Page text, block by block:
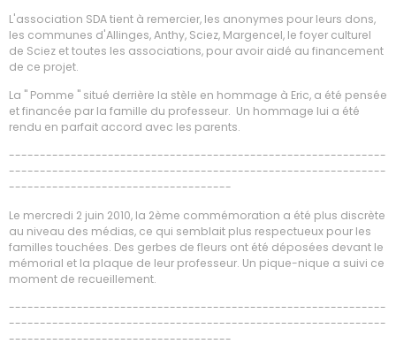
L'association SDA tient à remercier, les anonymes pour leurs dons,
les communes d'Allinges, Anthy, Sciez, Margencel, le foyer culturel
de Sciez et toutes les associations, pour avoir aidé au financement
de ce projet.
La " Pomme " situé derrière la stèle en hommage à Eric, a été pensée
et financée par la famille du professeur. Un hommage lui a été
rendu en parfait accord avec les parents.
-------------------------------------------------------------
-------------------------------------------------------------
------------------------------------
Le mercredi 2 juin 2010, la 2ème commémoration a été plus discrète
au niveau des médias, ce qui semblait plus respectueux pour les
familles touchées. Des gerbes de fleurs ont été déposées devant le
mémorial et la plaque de leur professeur. Un pique-nique a suivi ce
moment de recueillement.
-------------------------------------------------------------
-------------------------------------------------------------
------------------------------------